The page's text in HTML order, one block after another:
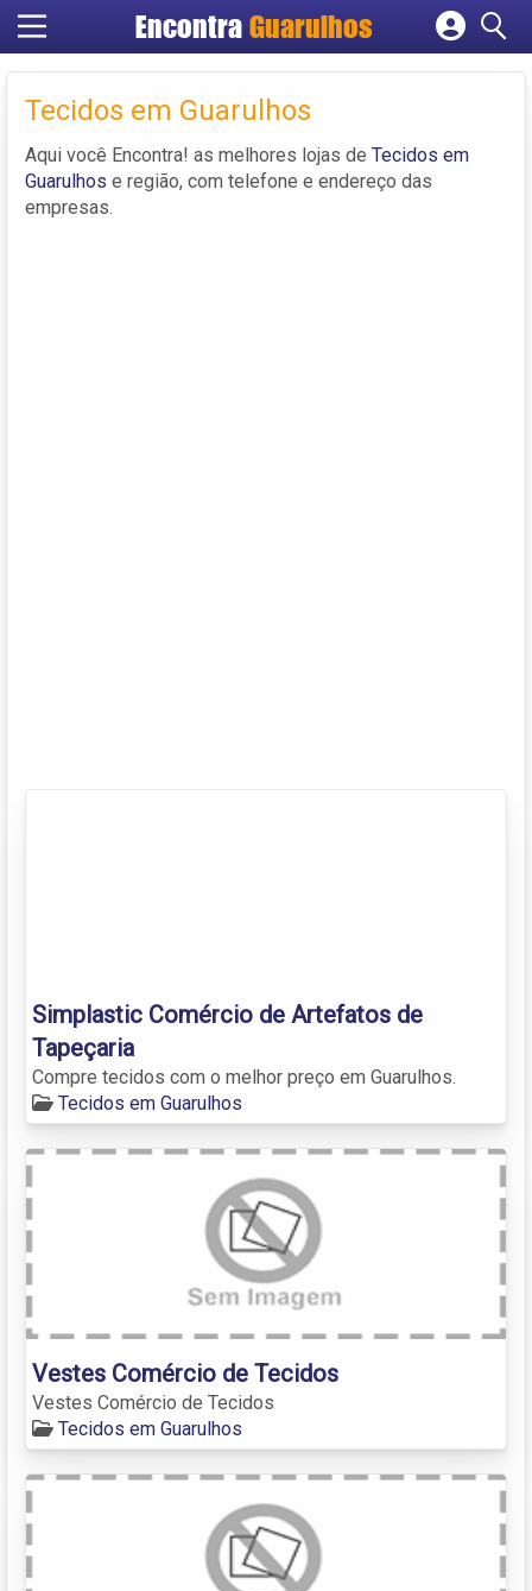
Encontra Guarulhos
Cadastrar empresa
Criar conta
Tecidos em Guarulhos
Aqui você Encontra! as melhores lojas de Tecidos em
Guarulhos e região, com telefone e endereço das
empresas.
Simplastic Comércio de Artefatos de
Tapeçaria
Compre tecidos com o melhor preço em Guarulhos.
Tecidos em Guarulhos
Vestes Comércio de Tecidos
Vestes Comércio de Tecidos
Tecidos em Guarulhos